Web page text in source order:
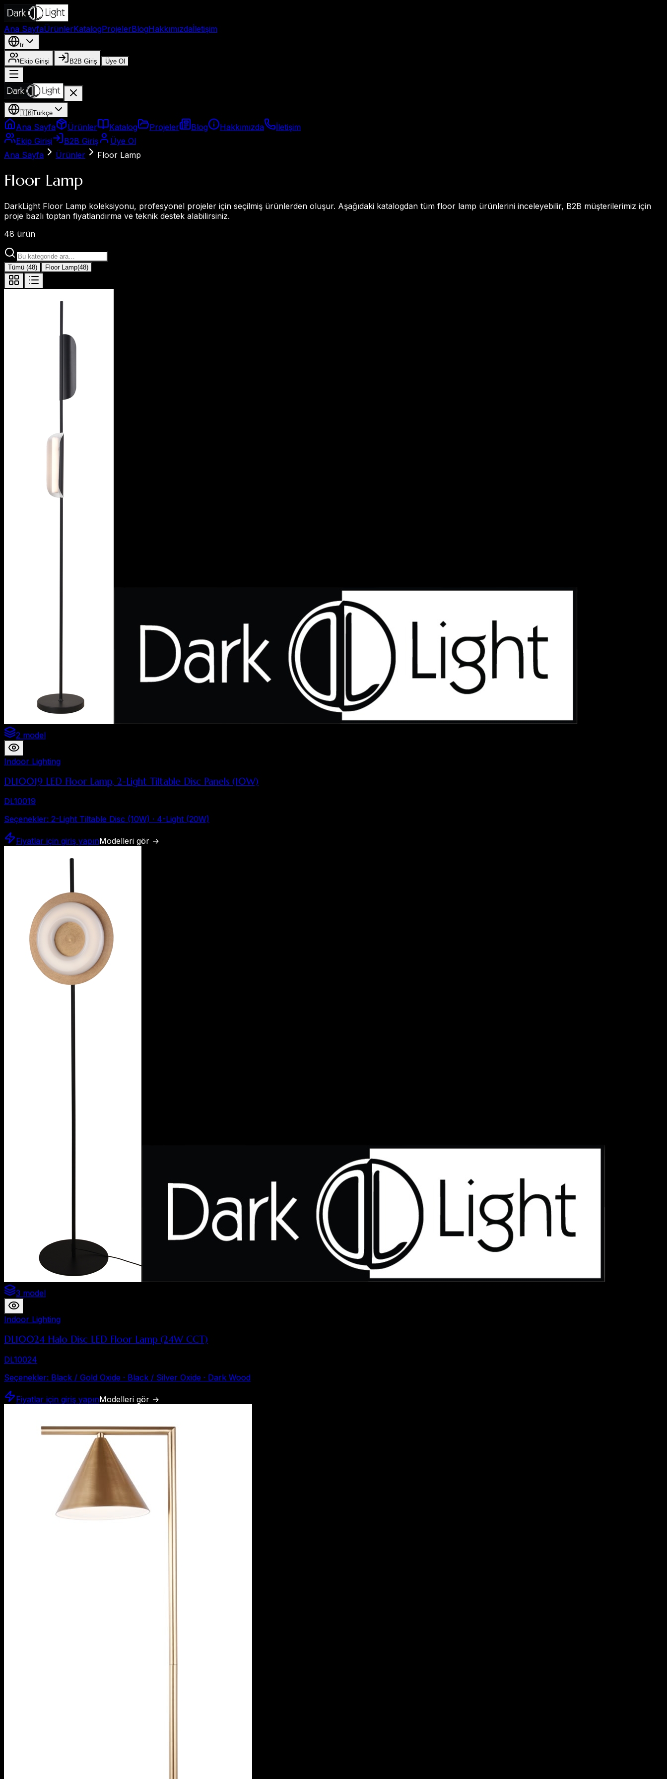
Ana SayfaÜrünlerKatalogProjelerBlogHakkımızdaİletişim
tr
Ekip Girişi B2B Giriş Üye Ol
🇹🇷Türkçe
Ana Sayfa Ürünler Katalog Projeler Blog Hakkımızda
İletişim
Ekip Girişi
B2B Giriş
Üye Ol
Ana Sayfa
Ürünler Floor Lamp
Floor Lamp
DarkLight Floor Lamp koleksiyonu, profesyonel projeler için seçilmiş ürünlerden oluşur. Aşağıdaki katalogdan tüm floor lamp ürünlerini inceleyebilir, B2B müşterilerimiz için
proje bazlı toptan fiyatlandırma ve teknik destek alabilirsiniz.
48 ürün
Tümü (48) Floor Lamp(48)
2 model
Indoor Lighting
DL10019 LED Floor Lamp, 2-Light Tiltable Disc Panels (10W)
DL10019
Seçenekler: 2-Light Tiltable Disc (10W) · 4-Light (20W)
Fiyatlar için giriş yapınModelleri gör →
3 model
Indoor Lighting
DL10024 Halo Disc LED Floor Lamp (24W CCT)
DL10024
Seçenekler: Black / Gold Oxide · Black / Silver Oxide · Dark Wood
Fiyatlar için giriş yapınModelleri gör →